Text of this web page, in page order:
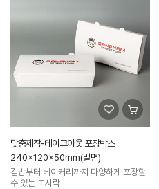
맞춤제작-테이크아웃 포장박스
240x120x50mm(밑면)
김밥부터 베이커리까지 다양하게 포장할
수 있는 도시락